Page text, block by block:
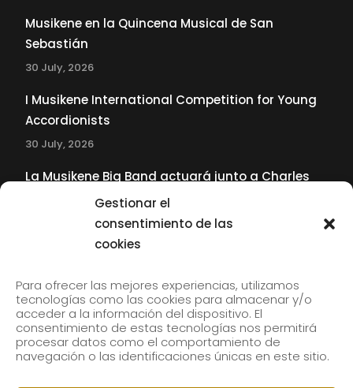
Gestionar el
consentimiento de las
cookies
Para ofrecer las mejores experiencias, utilizamos
tecnologías como las cookies para almacenar y/o
acceder a la información del dispositivo. El
consentimiento de estas tecnologías nos permitirá
procesar datos como el comportamiento de
navegación o las identificaciones únicas en este sitio.
Musikene en la Quincena Musical de San
Sebastián
30 July, 2026
I Musikene International Competition for Young
Accordionists
30 July, 2026
La Musikene Big Band actuará junto a Charles
Tolliver en el 61 Jazzaldia
Subscribe to our newsletter to receive our news by
email.